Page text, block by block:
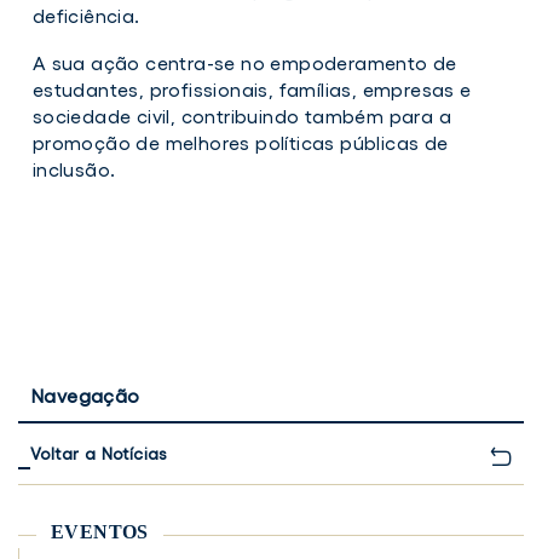
deficiência.
A sua ação centra-se no empoderamento de
estudantes, profissionais, famílias, empresas e
sociedade civil, contribuindo também para a
promoção de melhores políticas públicas de
inclusão.
Navegação
Voltar a Notícias
EVENTOS